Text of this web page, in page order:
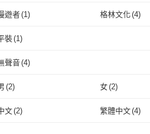
遊者(1) 格林文化(4)
漫遊者
裝(1)
平裝(1
聲音(4)
無聲音
(2) 女(2)
男(2 女(2)
文(2) 繁體中文(4)